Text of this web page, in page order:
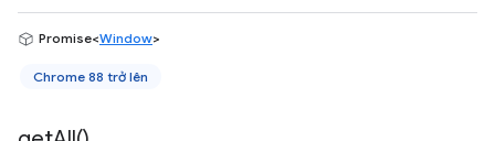
Promise<Window>
Chrome 88 trở lên